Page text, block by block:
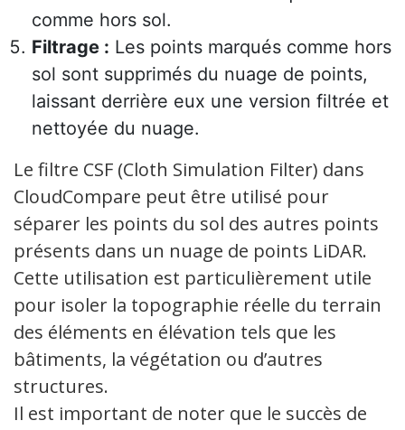
comme hors sol.
Filtrage : Les points marqués comme hors
sol sont supprimés du nuage de points,
laissant derrière eux une version filtrée et
nettoyée du nuage.
Le filtre CSF (Cloth Simulation Filter) dans
CloudCompare peut être utilisé pour
séparer les points du sol des autres points
présents dans un nuage de points LiDAR.
Cette utilisation est particulièrement utile
pour isoler la topographie réelle du terrain
des éléments en élévation tels que les
bâtiments, la végétation ou d’autres
structures.
Il est important de noter que le succès de